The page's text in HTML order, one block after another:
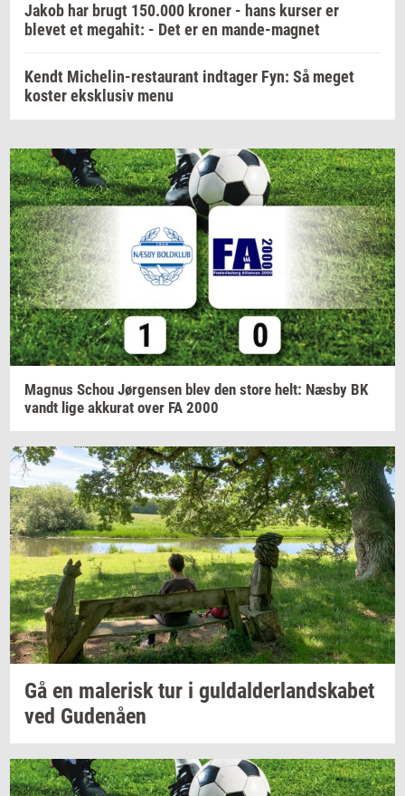
Jakob har brugt 150.000 kroner - hans kurser er
blevet et megahit: - Det er en mande-magnet
Kendt Michelin-restaurant indtager Fyn: Så meget
koster eksklusiv menu
Magnus Schou Jør­gen­sen blev den store helt: Næsby BK
vandt lige ak­ku­rat over FA 2000
Gå en ma­le­risktur i gul­dal­der­land­ska­bet
ved Gu­denå­en